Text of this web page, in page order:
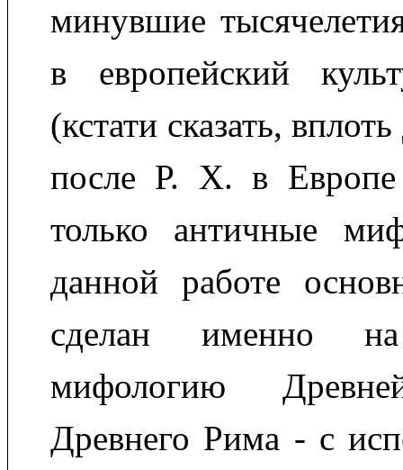
минувшие
в европейский
(кстати сказать,
после Р. Х. в Европе
только античные
данной работе
сделан именно
мифологию
Древнего Рима - с